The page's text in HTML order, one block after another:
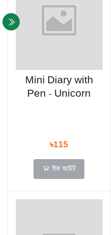
Mini Diary with
Pen - Unicorn
৳115
স্টক আউট